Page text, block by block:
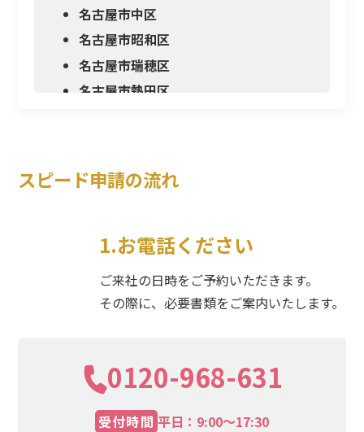
名古屋市中区
名古屋市昭和区
名古屋市瑞穂区
名古屋市熱田区
名古屋市守山区
名古屋市名東区
豊橋市
瀬戸市
半田市
春日井市
スピード申請の流れ
1.お電話ください
ご来社の日時をご予約いただきます。
その際に、必要書類をご案内いたします。
0120-968-631
受付時間 平日：9:00〜17:30